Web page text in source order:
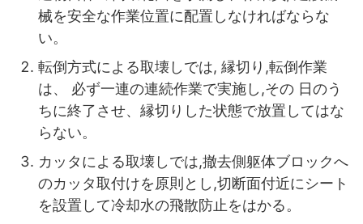
械を安全な作業位置に配置しなければならな
い。
転倒方式による取壊しでは, 縁切り,転倒作業
は、 必ず一連の連続作業で実施し,その 日のう
ちに終了させ、縁切りした状態で放置してはな
らない。
カッタによる取壊しでは,撤去側躯体ブロックへ
のカッタ取付けを原則とし,切断面付近にシート
を設置して冷却水の飛散防止をはかる。